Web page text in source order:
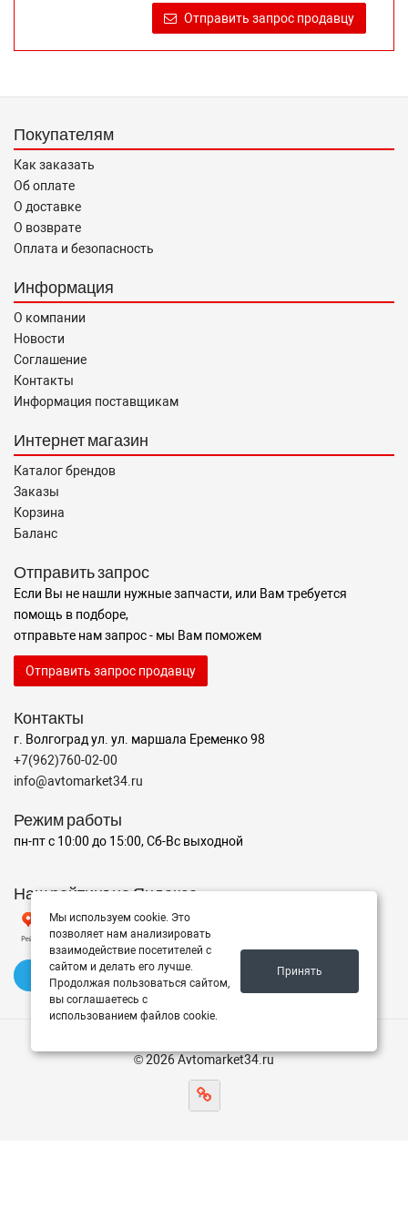
продаже, обеспечивающую возможность их правильного
выбора возложено на продавца (изготовителя) Законом
«О защите прав потребителей».
Отправить запрос продавцу
Покупателям
Как заказать
Об оплате
О доставке
О возврате
Оплата и безопасность
Информация
О компании
Новости
Соглашение
Контакты
Информация поставщикам
Интернет магазин
Каталог брендов
Заказы
Корзина
Баланс
Отправить запрос
Если Вы не нашли нужные запчасти, или Вам требуется
помощь в подборе,
отправьте нам запрос - мы Вам поможем
Отправить запрос продавцу
Контакты
г. Волгоград ул. ул. маршала Еременко 98
+7(962)760-02-00
info@avtomarket34.ru
Режим работы
пн-пт с 10:00 до 15:00, Сб-Вс выходной
Наш рейтинг на Яндексе
✍️ Оставить отзыв
© 2026 Avtomarket34.ru
Мы используем cookie. Это
позволяет нам анализировать
взаимодействие посетителей с
сайтом и делать его лучше.
Продолжая пользоваться сайтом,
вы соглашаетесь с
использованием файлов cookie.
Принять